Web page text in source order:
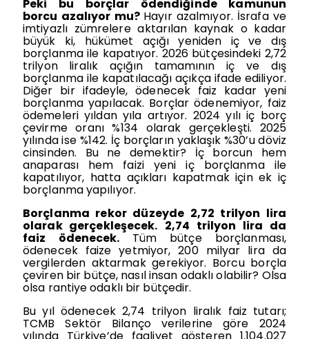
Peki bu borçlar ödendiğinde kamunun
borcu azalıyor mu? Hayır azalmıyor. İsrafa ve
imtiyazlı zümrelere aktarılan kaynak o kadar
büyük ki, hükümet açığı yeniden iç ve dış
borçlanma ile kapatıyor. 2026 bütçesindeki 2,72
trilyon liralık açığın tamamının iç ve dış
borçlanma ile kapatılacağı açıkça ifade ediliyor.
Diğer bir ifadeyle, ödenecek faiz kadar yeni
borçlanma yapılacak. Borçlar ödenemiyor, faiz
ödemeleri yıldan yıla artıyor. 2024 yılı iç borç
çevirme oranı %134 olarak gerçekleşti. 2025
yılında ise %142. İç borçların yaklaşık %30’u döviz
cinsinden. Bu ne demektir? İç borcun hem
anaparası hem faizi yeni iç borçlanma ile
kapatılıyor, hatta açıkları kapatmak için ek iç
borçlanma yapılıyor.
Borçlanma rekor düzeyde 2,72 trilyon lira
olarak gerçekleşecek. 2,74 trilyon lira da
faiz ödenecek. Tüm bütçe borçlanması,
ödenecek faize yetmiyor, 200 milyar lira da
vergilerden aktarmak gerekiyor. Borcu borçla
çeviren bir bütçe, nasıl insan odaklı olabilir? Olsa
olsa rantiye odaklı bir bütçedir.
Bu yıl ödenecek 2,74 trilyon liralık faiz tutarı;
TCMB Sektör Bilanço verilerine göre 2024